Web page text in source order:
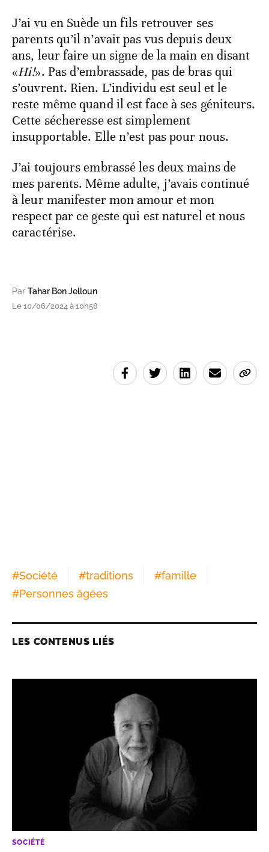
J’ai vu en Suède un fils retrouver ses
parents qu’il n’avait pas vus depuis deux
ans, leur faire un signe de la main en disant
«Hi!». Pas d’embrassade, pas de bras qui
s’ouvrent. Rien. L’individu est seul et le
reste même quand il est face à ses géniteurs.
Cette sécheresse est simplement
insupportable. Elle n’est pas pour nous.
J’ai toujours embrassé les deux mains de
mes parents. Même adulte, j’avais continué
à leur manifester mon amour et mon
respect par ce geste qui est naturel et nous
caractérise.
Par Tahar Ben Jelloun
Le 10/06/2024 à 10h58
#Société #traditions #famille
#Personnes âgées
LES CONTENUS LIÉS
SOCIÉTÉ